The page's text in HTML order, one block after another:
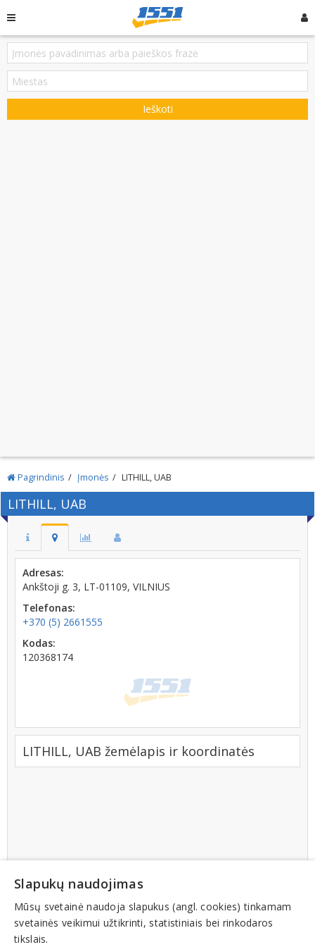
Ieškoti
Pagrindinis Įmonės LITHILL, UAB
LITHILL, UAB
Adresas:
Ankštoji g. 3, LT-01109, VILNIUS
Telefonas:
+370 (5) 2661555
Kodas:
120368174
LITHILL, UAB žemėlapis ir koordinatės
Slapukų naudojimas
Mūsų svetainė naudoja slapukus (angl. cookies) tinkamam
svetainės veikimui užtikrinti, statistiniais bei rinkodaros
tikslais.